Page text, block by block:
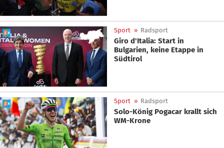
Sport » Radsport
Giro d'Italia: Start in
Bulgarien, keine Etappe in
Südtirol
Sport » Radsport
Solo-König Pogacar krallt sich
WM-Krone